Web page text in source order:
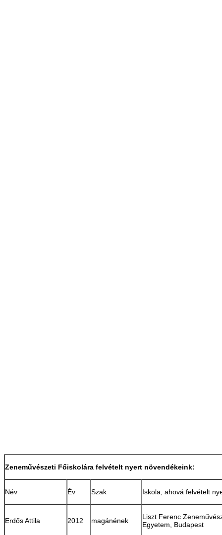
Zeneművészeti Főiskolára felvételt nyert növendékeink:
Név Év Szak Iskola, ahová felvételt
Erdős Attila 2012 magánének
Liszt Ferenc
Egyetem, Budapest